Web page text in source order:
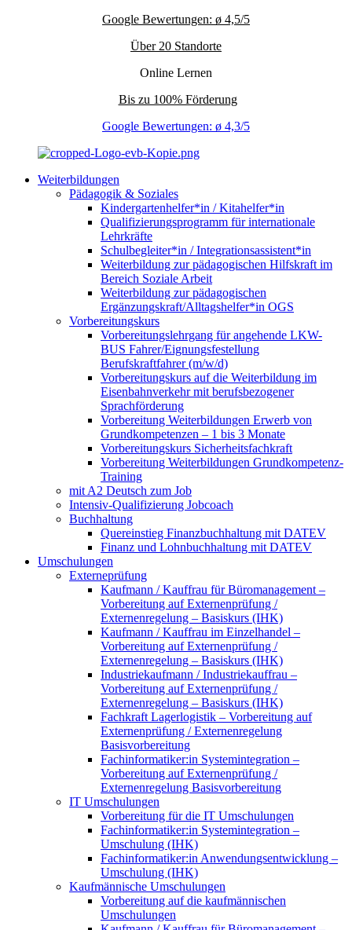
Google Bewertungen: ø 4,5/5
Über 20 Standorte
Online Lernen
Bis zu 100% Förderung
Google Bewertungen: ø 4,3/5
Weiterbildungen
Pädagogik & Soziales
Kindergartenhelfer*in / Kitahelfer*in
Qualifizierungsprogramm für internationale
Lehrkräfte
Schulbegleiter*in / Integrationsassistent*in
Weiterbildung zur pädagogischen Hilfskraft im
Bereich Soziale Arbeit
Weiterbildung zur pädagogischen
Ergänzungskraft/Alltagshelfer*in OGS
Vorbereitungskurs
Vorbereitungslehrgang für angehende LKW-
BUS Fahrer/Eignungsfestellung
Berufskraftfahrer (m/w/d)
Vorbereitungskurs auf die Weiterbildung im
Eisenbahnverkehr mit berufsbezogener
Sprachförderung
Vorbereitung Weiterbildungen Erwerb von
Grundkompetenzen – 1 bis 3 Monate
Vorbereitungskurs Sicherheitsfachkraft
Vorbereitung Weiterbildungen Grundkompetenz-
Training
mit A2 Deutsch zum Job
Intensiv-Qualifizierung Jobcoach
Buchhaltung
Quereinstieg Finanzbuchhaltung mit DATEV
Finanz und Lohnbuchhaltung mit DATEV
Umschulungen
Externeprüfung
Kaufmann / Kauffrau für Büromanagement –
Vorbereitung auf Externenprüfung /
Externenregelung – Basiskurs (IHK)
Kaufmann / Kauffrau im Einzelhandel –
Vorbereitung auf Externenprüfung /
Externenregelung – Basiskurs (IHK)
Industriekaufmann / Industriekauffrau –
Vorbereitung auf Externenprüfung /
Externenregelung – Basiskurs (IHK)
Fachkraft Lagerlogistik – Vorbereitung auf
Externenprüfung / Externenregelung
Basisvorbereitung
Fachinformatiker:in Systemintegration –
Vorbereitung auf Externenprüfung /
Externenregelung Basisvorbereitung
IT Umschulungen
Vorbereitung für die IT Umschulungen
Fachinformatiker:in Systemintegration –
Umschulung (IHK)
Fachinformatiker:in Anwendungsentwicklung –
Umschulung (IHK)
Kaufmännische Umschulungen
Vorbereitung auf die kaufmännischen
Umschulungen